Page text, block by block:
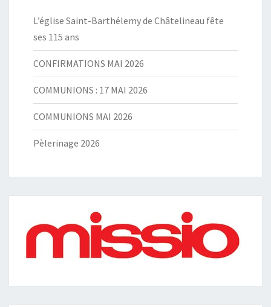
L’église Saint-Barthélemy de Châtelineau fête
ses 115 ans
CONFIRMATIONS MAI 2026
COMMUNIONS : 17 MAI 2026
COMMUNIONS MAI 2026
Pèlerinage 2026